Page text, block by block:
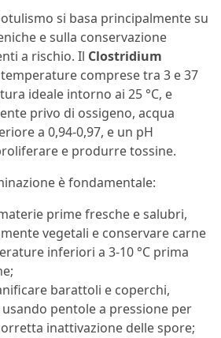
si basa principalmente su
e sulla conservazione
a rischio. Il Clostridium
comprese tra 3 e 37
ideale intorno ai 25 °C, e
privo di ossigeno, acqua
a 0,94-0,97, e un pH
e produrre tossine.
è fondamentale:
prime fresche e salubri,
vegetali e conservare carne
inferiori a 3-10 °C prima
barattoli e coperchi,
pentole a pressione per
inattivazione delle spore;